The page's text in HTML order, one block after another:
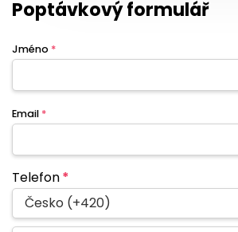
Poptávkový formulář
Jméno *
Email *
Telefon*
Česko (+420)